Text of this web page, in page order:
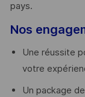
pays. ​
Nos
Une réussite
votre
Un package